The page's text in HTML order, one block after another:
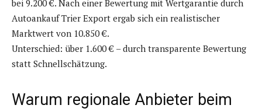
bei 9.200 €. Nach einer Bewertung mit Wertgarantie durch
Autoankauf Trier Export ergab sich ein realistischer
Marktwert von 10.850 €.
Unterschied: über 1.600 € – durch transparente Bewertung
statt Schnellschätzung.
Warum regionale Anbieter beim